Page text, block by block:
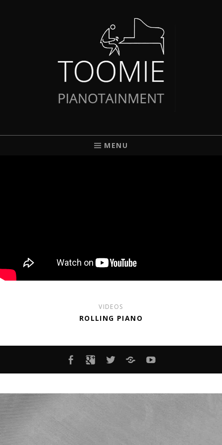
TOOMIE
MENU
VIDEOS
ROLLING PIANO
MENÜELEMENT
MENÜELEMENT
MENÜELEMENT
MENÜELEMENT